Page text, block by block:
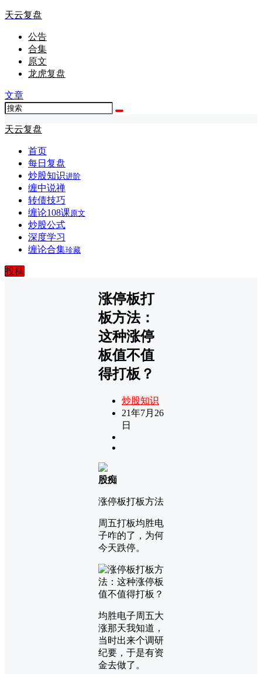
天云复盘
公告
合集
原文
龙虎复盘
文章
天云复盘
首页
每日复盘
炒股知识进阶
缠中说禅
转债技巧
缠论108课原文
炒股公式
深度学习
缠论合集珍藏
投稿
涨停板打
板方法：
这种涨停
板值不值
得打板？
炒股知识
21年7月26
日
股痴
涨停板打板方法
周五打板均胜电
子咋的了，为何
今天跌停。
均胜电子周五大
涨那天我知道，
当时出来个调研
纪要，于是有资
金去做了。